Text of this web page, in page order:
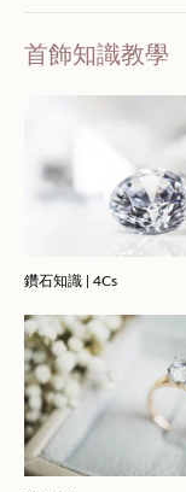
首飾知識教學
鑽石知識 | 4Cs